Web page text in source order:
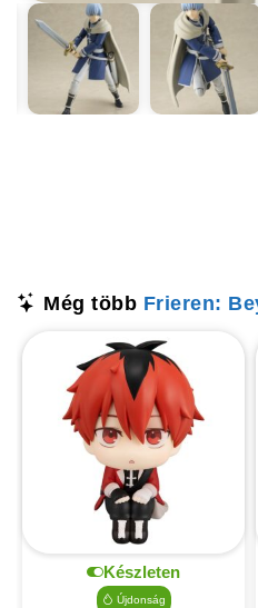
Még több Frieren:
Készleten
Újdonság